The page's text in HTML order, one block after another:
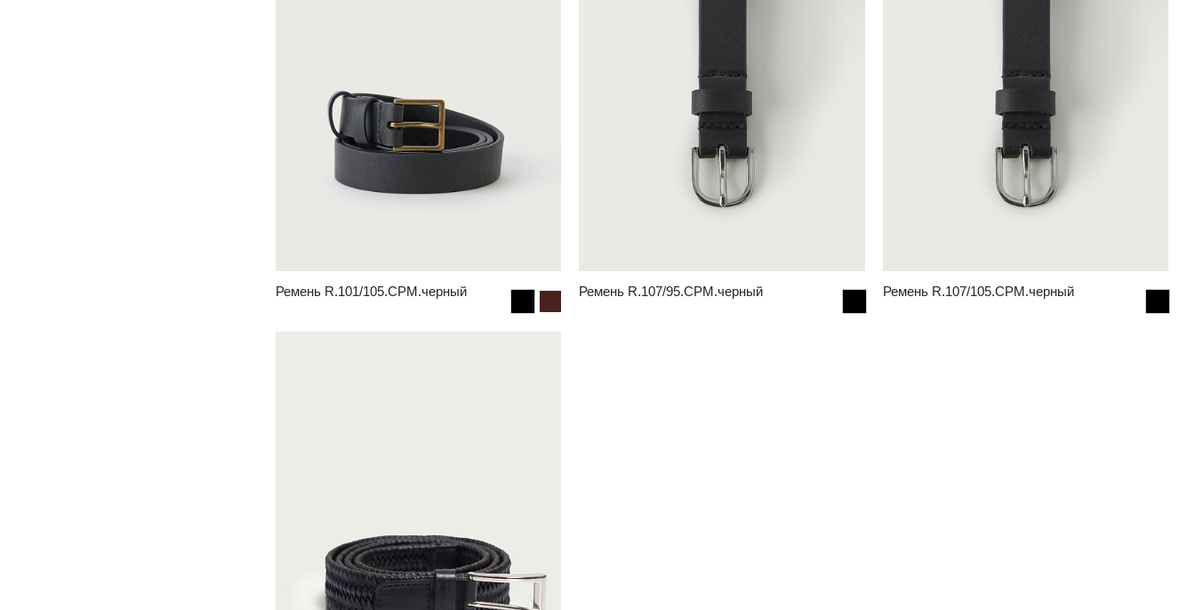
Ремень R.101/105.CPM.черный Ремень R.107/95.CPM.черный Ремень R.107/105.CPM.черный